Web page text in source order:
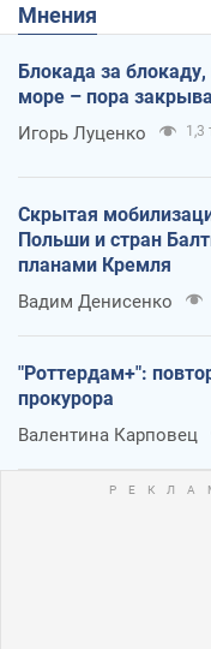
Мнения
Блокада за
море – пора
Игорь Луценко 1,3
Скрытая
Польши и стран
планами Кремля
Вадим Денисенко
"Роттердам+":
прокурора
Валентина Карповец